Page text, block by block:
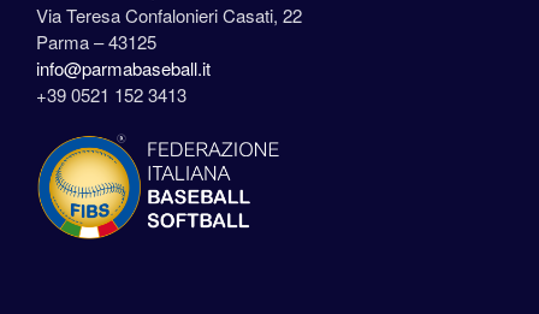
Via Teresa Confalonieri Casati, 22
Parma – 43125
info@parmabaseball.it
+39 0521 152 3413